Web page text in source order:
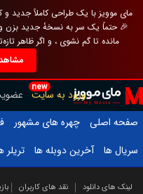
مای موویز با یک طراحی کاملاً جدید و
🎉 حتماً یک سر به نسخهٔ جدید بزن
مانده تا گم نشوی ، و اگر ظاهر
new
ورود به سایت
صفحه اصلی
چهره های مشهور
سریال ها
آخرین دوبله ها
لینک های دانلود نقد های کاربران